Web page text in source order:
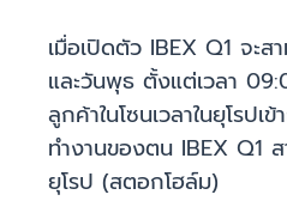
เมื่อเปิดตัว IBEX Q1 จะส
และวันพุธ ตั้งแต่เวลา
ลูกค้าในโซนเวลาในยุโรปเ
ทำงานของตน IBEX Q1 ส
ยุโรป (สตอกโฮล์ม)